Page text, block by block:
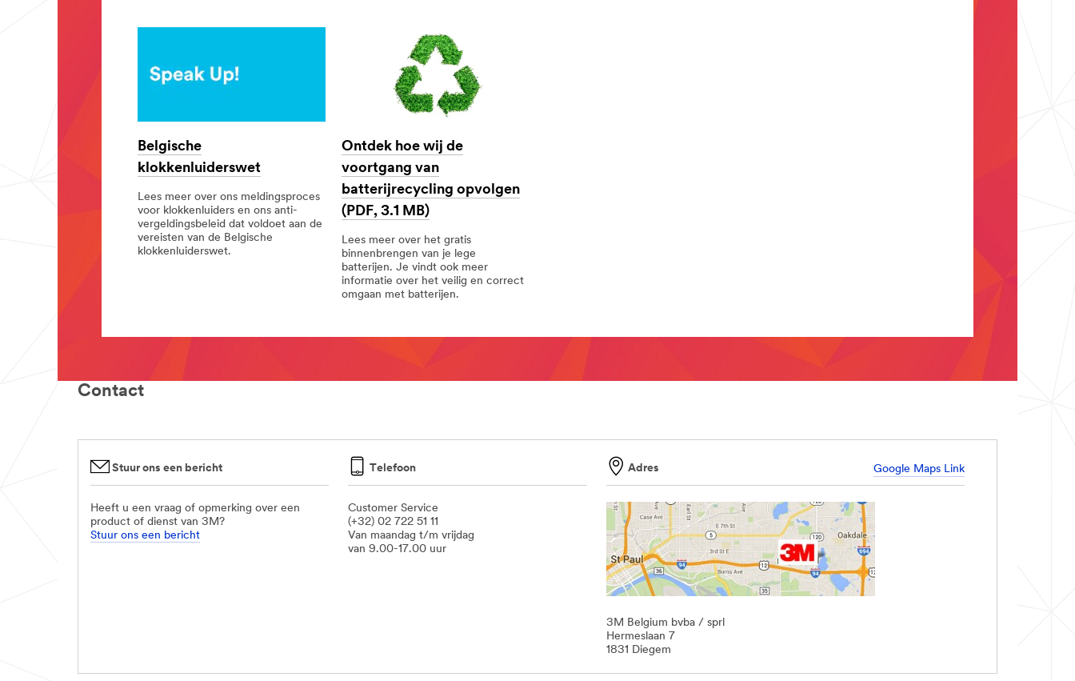
Belgische
klokkenluiderswet
Lees meer over ons meldingsproces
voor klokkenluiders en ons anti-
vergeldingsbeleid dat voldoet aan de
vereisten van de Belgische
klokkenluiderswet.
Ontdek hoe wij de
voortgang van
batterijrecycling opvolgen
(PDF, 3.1 MB)
Lees meer over het gratis
binnenbrengen van je lege
batterijen. Je vindt ook meer
informatie over het veilig en correct
omgaan met batterijen.
Contact
Stuur ons een bericht
Heeft u een vraag of opmerking over een
product of dienst van 3M?
Stuur ons een bericht
Telefoon
Customer Service
(+32) 02 722 51 11
Van maandag t/m vrijdag
van 9.00-17.00 uur
Adres Google Maps Link
3M Belgium bvba / sprl
Hermeslaan 7
1831 Diegem